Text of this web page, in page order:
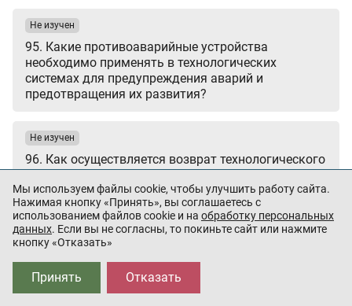
95. Какие противоаварийные устройства
необходимо применять в технологических
системах для предупреждения аварий и
предотвращения их развития?
Не изучен
96. Как осуществляется возврат технологического
объекта в рабочее состояние после срабатывания
противоаварийной защиты?
Не изучен
газов и флегматизирующих добавок в
технологические системы должно
Не изучен
Мы используем файлы cookie, чтобы улучшить работу сайта.
Нажимая кнопку «Принять», вы соглашаетесь с
использованием файлов cookie и на обработку персональных
данных. Если вы не согласны, то покиньте сайт или нажмите
кнопку «Отказать»
Отказать
Принять